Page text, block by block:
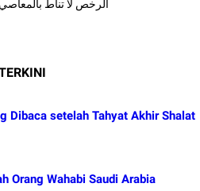
Dibaca setelah Tahyat Akhir Shalat
Orang Wahabi Saudi Arabia